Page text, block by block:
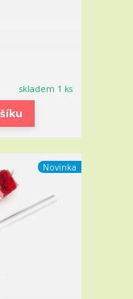
skladem 1 ks
Novinka